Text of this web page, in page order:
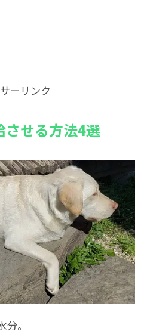
ーリンク
させる方法4選
。